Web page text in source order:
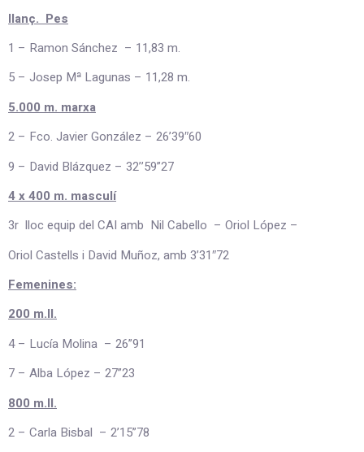
llanç. Pes
1 – Ramon Sánchez – 11,83 m.
5 – Josep Mª Lagunas – 11,28 m.
5.000 m. marxa
2 – Fco. Javier González – 26’39″60
9 – David Blázquez – 32’’59”27
4 x 400 m. masculí
3r lloc equip del CAI amb Nil Cabello – Oriol López –
Oriol Castells i David Muñoz, amb 3’31″72
Femenines:
200 m.ll.
4 – Lucía Molina – 26”91
7 – Alba López – 27”23
800 m.ll.
2 – Carla Bisbal – 2’15”78